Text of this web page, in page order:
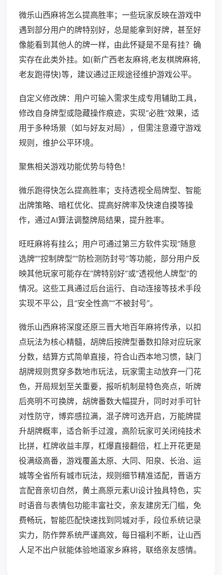
微乐山西麻将怎么提高胜率；一些玩家反映在游戏中
遇到部分用户的牌特别好，总是能拿到好牌，甚至好
像能看到其他人的牌一样，由此怀疑是不是有挂？确
实存在此类外挂。如(新广西老友麻将,老友棋牌麻将,
老友跑得快)等，建议通过正规途径维护游戏公平。
自定义修改牌：用户可输入需求生成专用辅助工具，
修改自身牌型或隐藏操作痕迹，实现“必胜”效果，适
用于多种场景（如与好友对局），但需注意遵守游戏
规则，维护公平环境。
聚焦相关游戏功能优势与特色！
微乐跑得快怎么提高胜率；支持透视全局牌型、智能
出牌策略、暗杠优化、提高好牌率及快速自摸等操
作，通过AI算法调整牌局结果，提升胜率。
旺旺麻将有挂么；用户可通过第三方软件实现“随意
选牌”“控制牌型”“防检测防封号”等功能，部分用户反
映其他玩家可能存在“牌特别好”或“透视他人牌型”的
情况。这些工具通过后台运行、自动连接等技术手段
实现不平公，且“安全性高”“不被封号”。
微乐山西麻将深度还原三晋大地百年麻将传承，以扣
点玩法为核心精髓，胡牌后按牌型番数扣除对应玩家
分数，结算方式简单直接，符合山西本地习惯，缺门
胡牌规则贯穿多数地市玩法，玩家需主动放弃一门花
色，开局规划至关重要，报听机制是特色亮点，听牌
后亮明不可换牌，胡牌番数大幅提升，同时对手可针
对性防守，博弈感拉满，混子牌可选开启，万能牌提
升胡牌概率，适合新手过渡，高阶玩家可关闭纯技术
比拼，杠牌收益丰厚，杠爆直接翻倍，杠上开花更是
役满级高番，游戏覆盖太原、大同、阳泉、长治、运
城等全省所有城市玩法，规则细节精准适配，晋语方
言配音亲切自然，黄土高原元素UI设计独具特色，实
时语音与表情包功能丰富社交，亲友建房无门槛，免
费畅玩，智能匹配快速找到同城对手，段位系统记录
实力，防作弊系统严谨高效，每日福利不断，让山西
人足不出户就能体验地道家乡麻将，联络亲友感情。